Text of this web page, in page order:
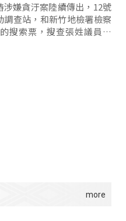
嫌貪汙案陸續傳出，12號
查站，和新竹地檢署檢察
搜索票，搜查張姓議員住
案人7人到案。